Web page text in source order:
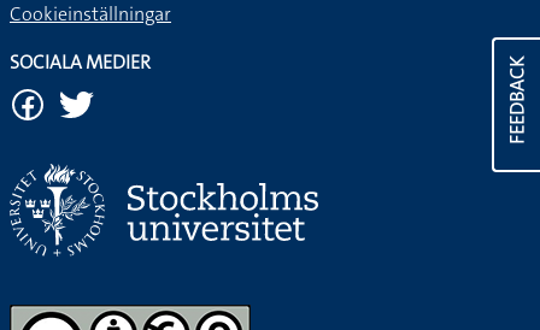
FEEDBACK
Cookieinställningar
SOCIALA MEDIER